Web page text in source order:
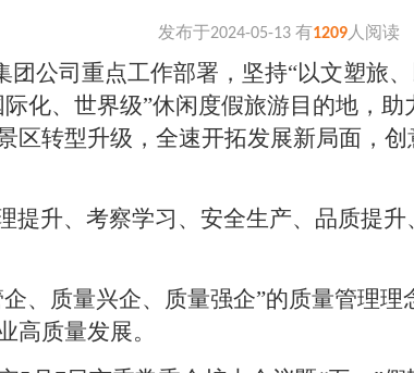
发布于2024-05-13 有 1209人阅读
团公司重点工作部署，坚持“以文塑旅
化、世界级”休闲度假旅游目的地，助
区转型升级，全速开拓发展新局面，
提升、 考察学习 、安全生产、品质提
企、质量兴企、质量强企”的质量管理理
高质量发展。